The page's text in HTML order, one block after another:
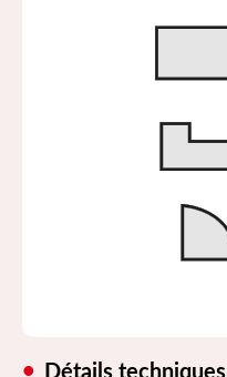
Détails techniques